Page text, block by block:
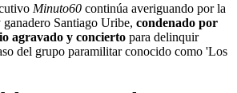
Minuto60 continúa averiguando por la
Santiago Uribe, condenado por
agravado y concierto para delinquir
del grupo paramilitar conocido como 'Los